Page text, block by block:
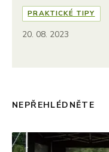
PRAKTICKÉ TIPY
20. 08. 2023
NEPŘEHLÉDNĚTE